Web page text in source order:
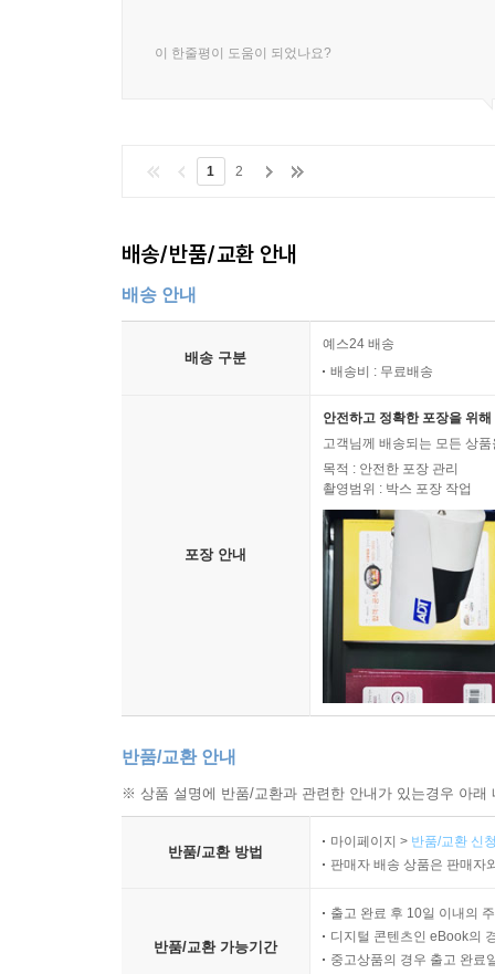
우리가 발 딛고 사는 오늘, 지금 이 순간으로
이루어지는 역사교육을 비판한다. 말하자면 대
지금까지 학교에서 배우는 역사가 재미없게 느
때문이다. 역사 교과서도 학교 수업도 고대부터
이렇지만 과거에는 어떠했는지, 지금 이렇게 된
그러다 보니 ‘고대사는 고대사고 중세사는 중세사
지금도 실제 역사는 끊어지지 않고 우리가 사
존재한다. 마루야마 마사오의 “로마 역사 속에는
인류가 이미 경험한 것이다. 그러므로 역사를 공
이 한줄평이 도움이 되었나요?
1 2
배송/반품/교환 안내
배송 안내
배송 구분
예스24 배송
배송비 : 무료배송
포장 안내
안전하고 정확한 포장을 위
고객님께 배송되는 모든 상
목적 : 안전한 포장 관리
촬영범위 : 박스 포장 작업
반품/교환 안내
※ 상품 설명에 반품/교환과 관련한 안내가 있는경우 아
반품/교환 방법
마이페이지 > 반품/교환 신
판매자 배송 상품은 판매자
반품/교환 가능기간
출고 완료 후 10일 이내의
디지털 콘텐츠인 eBook의
중고상품의 경우 출고 완료